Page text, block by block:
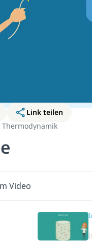
Link teilen
Thermodynamik
Video